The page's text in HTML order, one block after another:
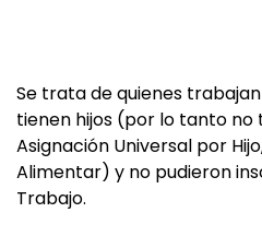
Se trata de quienes
tienen hijos (por lo tanto no
Asignación Universal por
Alimentar) y no pudieron
Trabajo.